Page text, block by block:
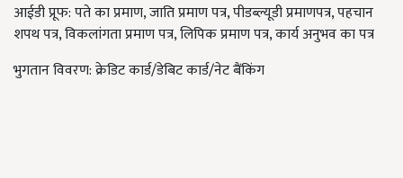
आईडी प्रूफ: पते का प्रमाण, जाति प्रमाण पत्र, पीडब्ल्यूडी प्रमाणपत्र, पहचान
शपथ पत्र, विकलांगता प्रमाण पत्र, लिपिक प्रमाण पत्र, कार्य अनुभव का पत्र
भुगतान विवरण: क्रेडिट कार्ड/डेबिट कार्ड/नेट बैंकिंग